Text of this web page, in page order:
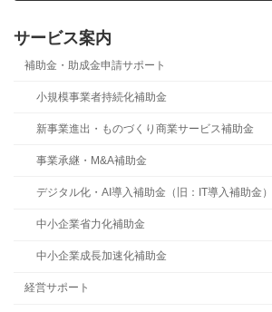
サービス案内
補助金・助成金申請サポート
小規模事業者持続化補助金
新事業進出・ものづくり商業サービス補助金
事業承継・M&A補助金
デジタル化・AI導入補助金（旧：IT導入補助金）
中小企業省力化補助金
中小企業成長加速化補助金
経営サポート